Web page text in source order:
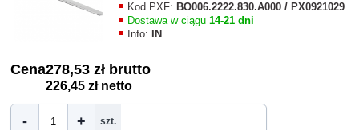
Kod PXF: BO006.2222.830.A000 / PX0921029
Dostawa w ciągu14-21 dni
Info:
IN
Cena278,53 zł brutto
226,45 zł netto
- + szt.